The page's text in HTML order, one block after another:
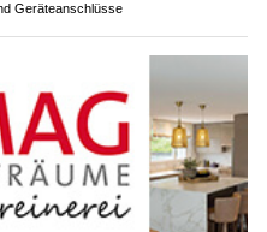
Geräteanschlüsse